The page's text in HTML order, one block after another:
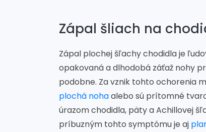
Zápal šliach na
Zápal plochej šľachy chodidla je
opakovaná a dlhodobá záťaž nohy
podobne. Za vznik tohto ochorenia
plochá nohaalebo sú prítomné
úrazom chodidla, päty a Achillovej
príbuzným tohto symptómu je aj